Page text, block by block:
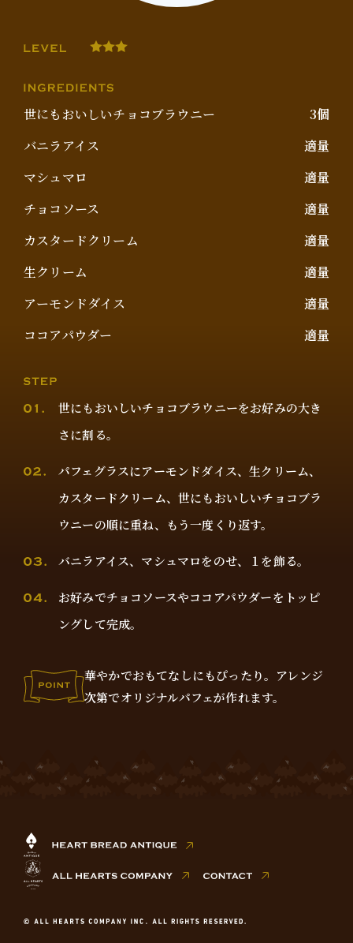
世にもおいしいチョコブラウニー
3個
バニラアイス
適量
マシュマロ
適量
チョコソース
適量
カスタードクリーム
適量
生クリーム
適量
アーモンドダイス
適量
ココアパウダー
適量
世にもおいしいチョコブラウニーをお好みの大き
さに割る。
パフェグラスにアーモンドダイス、生クリーム、
カスタードクリーム、世にもおいしいチョコブラ
ウニーの順に重ね、もう一度くり返す。
バニラアイス、マシュマロをのせ、１を飾る。
お好みでチョコソースやココアパウダーをトッピ
ングして完成。
華やかでおもてなしにもぴったり。 アレンジ
次第でオリジナルパフェが作れます。